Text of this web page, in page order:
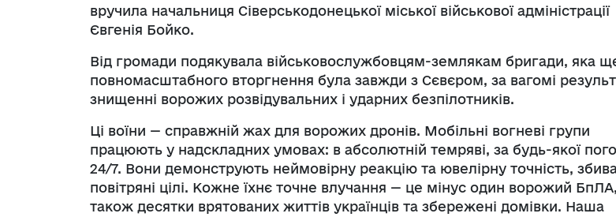
вручила начальниця Сіверськодонецької міської військової адміністрації
Євгенія Бойко.
Від громади подякувала військовослужбовцям-землякам бригади, яка
повномасштабного вторгнення була завжди з Сєвєром, за вагомі
знищенні ворожих розвідувальних і ударних безпілотників.
Ці воїни — справжній жах для ворожих дронів. Мобільні вогневі групи
працюють у надскладних умовах: в абсолютній темряві, за будь-якої
24/7. Вони демонструють неймовірну реакцію та ювелірну точність,
повітряні цілі. Кожне їхнє точне влучання — це мінус один ворожий
також десятки врятованих життів українців та збережені домівки. Наша